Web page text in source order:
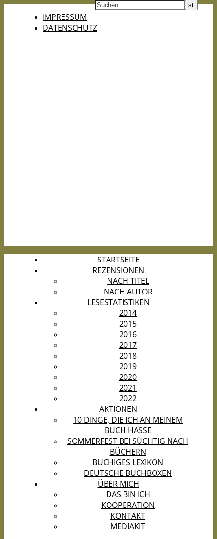
IMPRESSUM
DATENSCHUTZ
STARTSEITE
REZENSIONEN
NACH TITEL
NACH AUTOR
LESESTATISTIKEN
2014
2015
2016
2017
2018
2019
2020
2021
2022
AKTIONEN
10 DINGE, DIE ICH AN MEINEM
BUCH HASSE
SOMMERFEST BEI SÜCHTIG NACH
BÜCHERN
BUCHIGES LEXIKON
DEUTSCHE BUCHBOXEN
ÜBER MICH
DAS BIN ICH
KOOPERATION
KONTAKT
MEDIAKIT